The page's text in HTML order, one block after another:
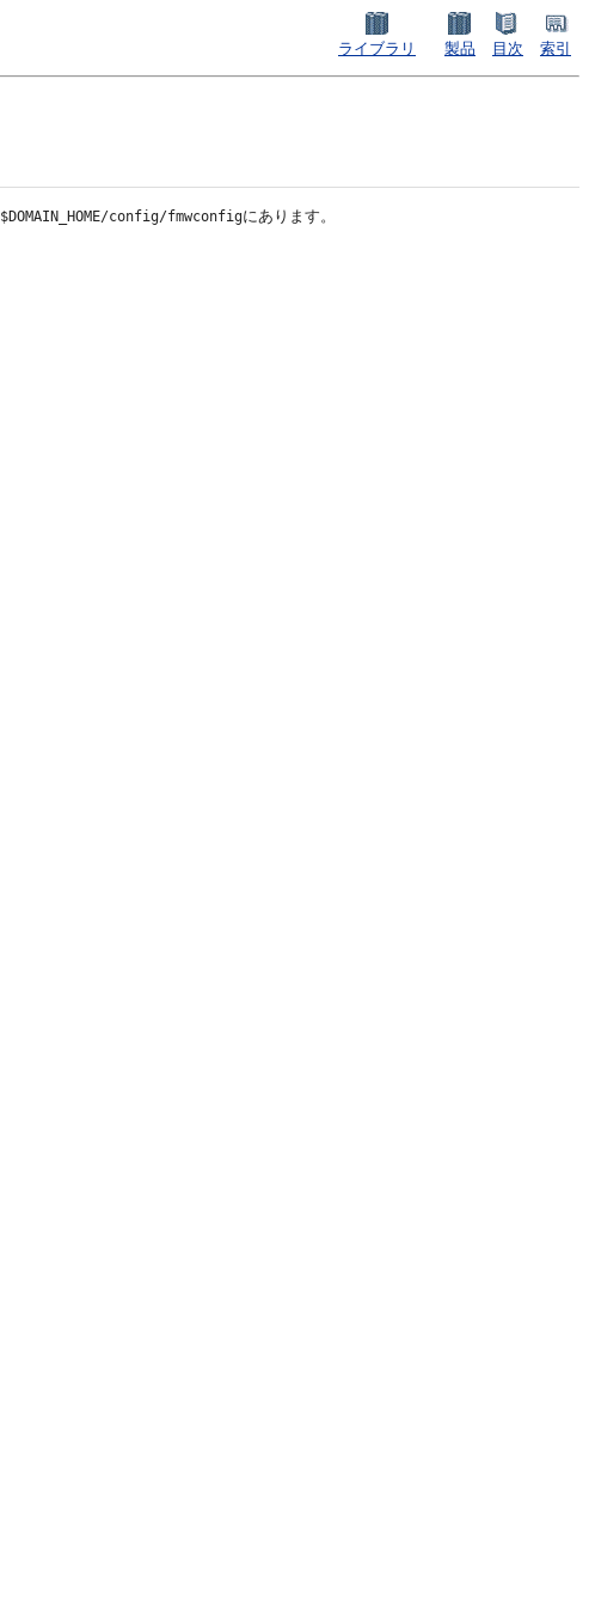
ライブラリ 製品 目次 索引
$DOMAIN_HOME/config/fmwconfigにあります。